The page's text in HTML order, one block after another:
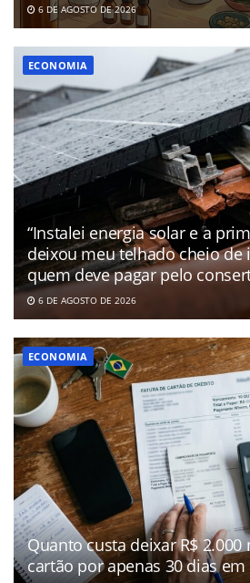
6 DE AGOSTO DE 2026
ECONOMIA
“Instalei energia solar e a
deixou meu telhado cheio de
quem deve pagar pelo
6 DE AGOSTO DE 2026
ECONOMIA
Quanto custa deixar R$
cartão por apenas 30 dias em